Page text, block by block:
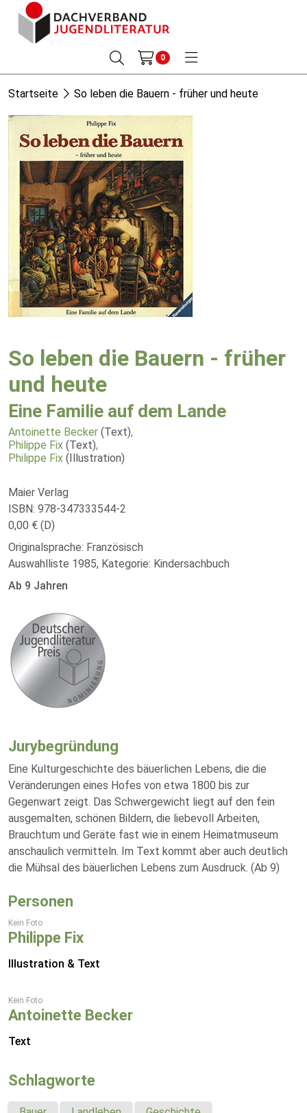
0
Startseite So leben die Bauern - früher und heute
So leben die Bauern - früher
und heute
Eine Familie auf dem Lande
Antoinette Becker (Text),
Philippe Fix (Text),
Philippe Fix (Illustration)
Maier Verlag
ISBN: 978-347333544-2
0,00 € (D)
Originalsprache: Französisch
Auswahlliste 1985, Kategorie: Kindersachbuch
Ab 9 Jahren
Jurybegründung
Eine Kulturgeschichte des bäuerlichen Lebens, die die
Veränderungen eines Hofes von etwa 1800 bis zur
Gegenwart zeigt. Das Schwergewicht liegt auf den fein
ausgemalten, schönen Bildern, die liebevoll Arbeiten,
Brauchtum und Geräte fast wie in einem Heimatmuseum
anschaulich vermitteln. Im Text kommt aber auch deutlich
die Mühsal des bäuerlichen Lebens zum Ausdruck. (Ab 9)
Personen
Kein Foto
Philippe Fix
Illustration & Text
Kein Foto
Antoinette Becker
Text
Schlagworte